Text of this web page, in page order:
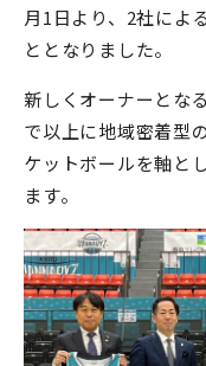
月1日より、2社によ
ととなりました。
新しくオーナーとな
で以上に地域密着型
ケットボールを軸と
ます。